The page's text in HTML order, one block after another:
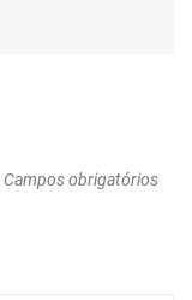
Campos obrigatórios